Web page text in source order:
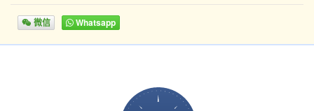
微信 Whatsapp